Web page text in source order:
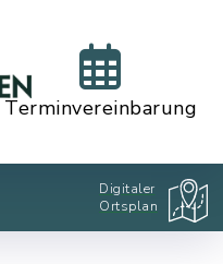
Terminvereinbarung
Digitaler
Ortsplan